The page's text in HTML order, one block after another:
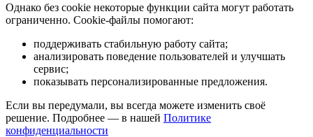
Однако без cookie некоторые функции сайта могут работать
ограниченно. Cookie-файлы помогают:
поддерживать стабильную работу сайта;
анализировать поведение пользователей и улучшать
сервис;
показывать персонализированные предложения.
Если вы передумали, вы всегда можете изменить своё
решение. Подробнее — в нашей Политике
конфиденциальности